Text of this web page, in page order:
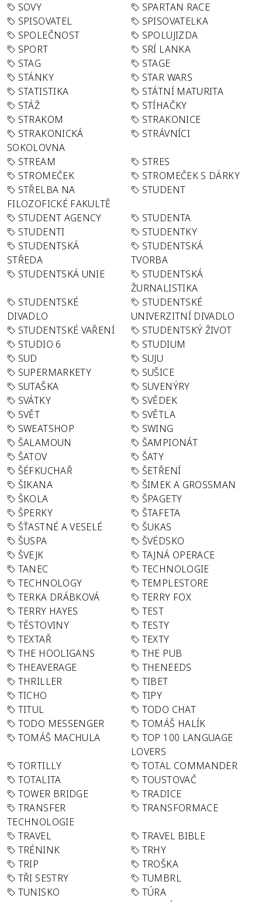
SOVY
SPARTAN RACE
SPISOVATEL
SPISOVATELKA
SPOLEČNOST
SPOLUJIZDA
SPORT
SRÍ LANKA
STAG
STAGE
STÁNKY
STAR WARS
STATISTIKA
STÁTNÍ MATURITA
STÁŽ
STÍHAČKY
STRAKOM
STRAKONICE
STRAKONICKÁ
SOKOLOVNA
STRÁVNÍCI
STREAM
STRES
STROMEČEK
STROMEČEK S DÁRKY
STŘELBA NA
FILOZOFICKÉ FAKULTĚ
STUDENT
STUDENT AGENCY
STUDENTA
STUDENTI
STUDENTKY
STUDENTSKÁ
STŘEDA
STUDENTSKÁ
TVORBA
STUDENTSKÁ UNIE
STUDENTSKÁ
ŽURNALISTIKA
STUDENTSKÉ
DIVADLO
STUDENTSKÉ
UNIVERZITNÍ DIVADLO
STUDENTSKÉ VAŘENÍ
STUDENTSKÝ ŽIVOT
STUDIO 6
STUDIUM
SUD
SUJU
SUPERMARKETY
SUŠICE
SUTAŠKA
SUVENÝRY
SVÁTKY
SVĚDEK
SVĚT
SVĚTLA
SWEATSHOP
SWING
ŠALAMOUN
ŠAMPIONÁT
ŠATOV
ŠATY
ŠÉFKUCHAŘ
ŠETŘENÍ
ŠIKANA
ŠIMEK A GROSSMAN
ŠKOLA
ŠPAGETY
ŠPERKY
ŠTAFETA
ŠŤASTNÉ A VESELÉ
ŠUKAS
ŠUSPA
ŠVÉDSKO
ŠVEJK
TAJNÁ OPERACE
TANEC
TECHNOLOGIE
TECHNOLOGY
TEMPLESTORE
TERKA DRÁBKOVÁ
TERRY FOX
TERRY HAYES
TEST
TĚSTOVINY
TESTY
TEXTAŘ
TEXTY
THE HOOLIGANS
THE PUB
THEAVERAGE
THENEEDS
THRILLER
TIBET
TICHO
TIPY
TITUL
TODO CHAT
TODO MESSENGER
TOMÁŠ HALÍK
TOMÁŠ MACHULA
TOP 100 LANGUAGE
LOVERS
TORTILLY
TOTAL COMMANDER
TOTALITA
TOUSTOVAČ
TOWER BRIDGE
TRADICE
TRANSFER
TECHNOLOGIE
TRANSFORMACE
TRAVEL
TRAVEL BIBLE
TRÉNINK
TRHY
TRIP
TROŠKA
TŘI SESTRY
TUMBRL
TUNISKO
TÚRA